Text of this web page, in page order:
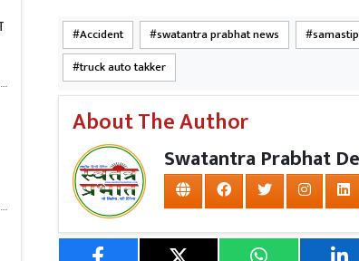
जिसे घटना के जुटे स्थानीय लोगों ने जख्मी अवस्था में
इलाज के दौरान उसकी मौत हो गई। वहीं मौत की
इस मामले में मोहिउद्दीन नगर थानाध्यक्ष गौरव
ड्राइवर की मौत हुई है। हादसे के बाद ट्रक ड्राइवर
गई है। मामले की छानबीन की जा रही है।
Accident swatantra prabhat news
truck auto takker
About The Author
Swatantra Prabhat